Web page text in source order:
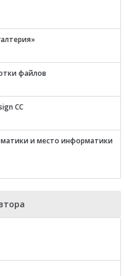
файлов
CC
и место информатики